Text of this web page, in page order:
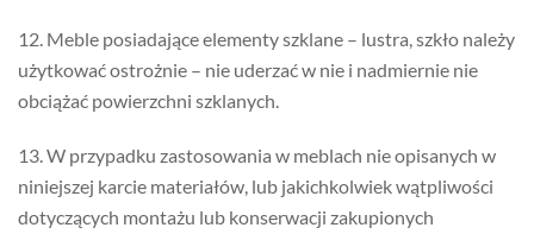
12. Meble posiadające elementy szklane – lustra, szkło należy
użytkować ostrożnie – nie uderzać w nie i nadmiernie nie
obciążać powierzchni szklanych.
13. W przypadku zastosowania w meblach nie opisanych w
niniejszej karcie materiałów, lub jakichkolwiek wątpliwości
dotyczących montażu lub konserwacji zakupionych